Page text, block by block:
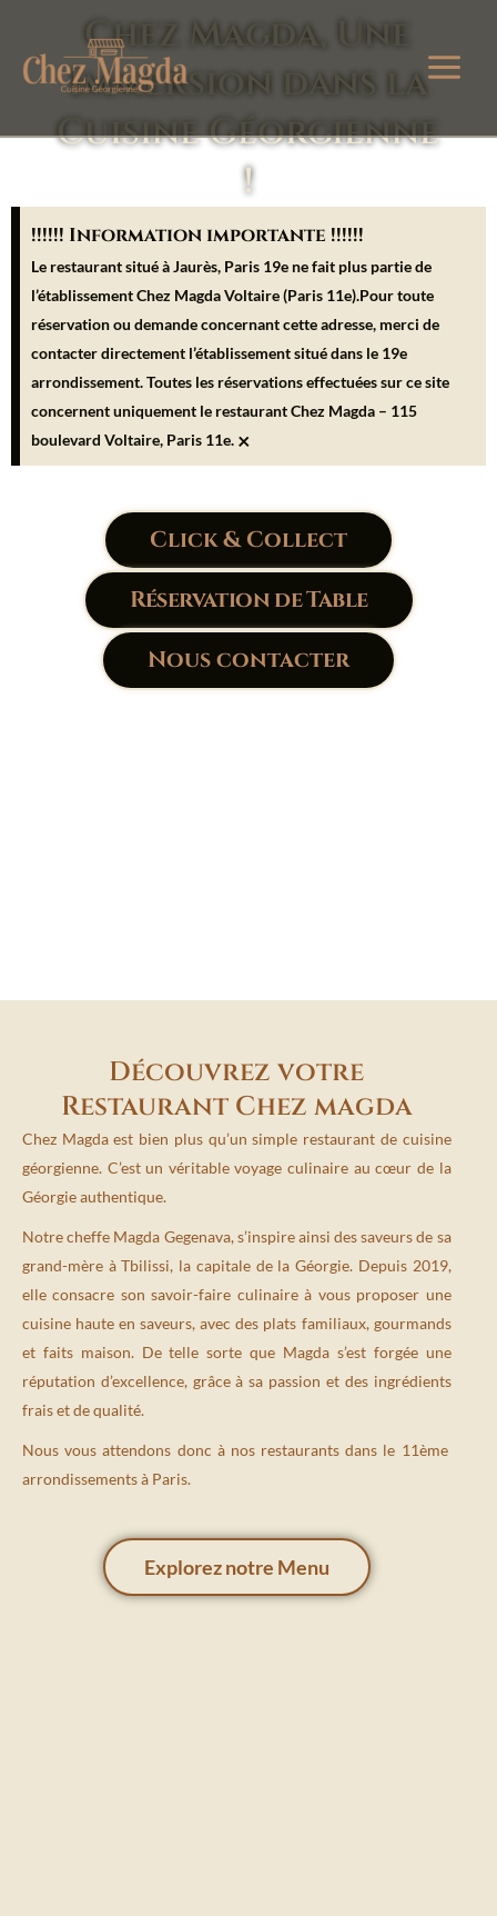
contenu
Chez Magda, Une
Immersion dans la
Cuisine Géorgienne
!
!!!!!! Information importante !!!!!!
Le restaurant situé à Jaurès, Paris 19e ne fait plus partie de
l’établissement Chez Magda Voltaire (Paris 11e).Pour toute
réservation ou demande concernant cette adresse, merci de
contacter directement l’établissement situé dans le 19e
arrondissement. Toutes les réservations effectuées sur ce site
concernent uniquement le restaurant Chez Magda – 115
boulevard Voltaire, Paris 11e. ×
Click & Collect
Réservation de Table
Nous contacter
Découvrez votre
Restaurant Chez magda
Chez Magda est bien plus qu’un simple restaurant de cuisine
géorgienne. C’est un véritable voyage culinaire au cœur de la
Géorgie authentique.
Notre cheffe Magda Gegenava, s’inspire ainsi des saveurs de sa
grand-mère à Tbilissi, la capitale de la Géorgie. Depuis 2019,
elle consacre son savoir-faire culinaire à vous proposer une
cuisine haute en saveurs, avec des plats familiaux, gourmands
et faits maison. De telle sorte que Magda s’est forgée une
réputation d’excellence, grâce à sa passion et des ingrédients
frais et de qualité.
Nous vous attendons donc à nos restaurants dans le 11ème
arrondissements à Paris.
Explorez notre Menu